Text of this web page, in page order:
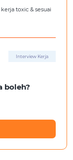
toxic & sesuai
Interview Kerja
boleh?